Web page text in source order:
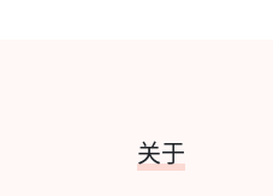
关于